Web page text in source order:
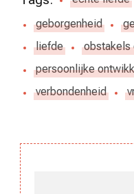
geborgenheid
liefde
obstakels
persoonlijke
verbondenheid